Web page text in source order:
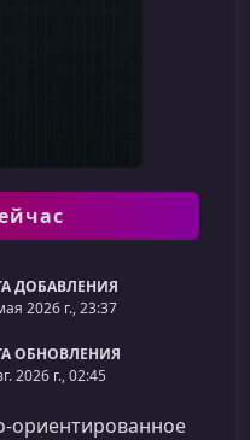
ДОБАВЛЕНИЯ
2026 г., 23:37
ОБНОВЛЕНИЯ
2026 г., 02:45